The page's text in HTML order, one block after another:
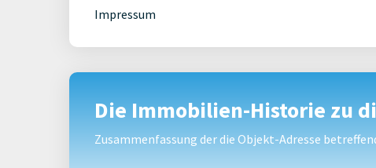
Impressum
Die Immobilien-Historie zu
Zusammenfassung der die Objekt-Adresse